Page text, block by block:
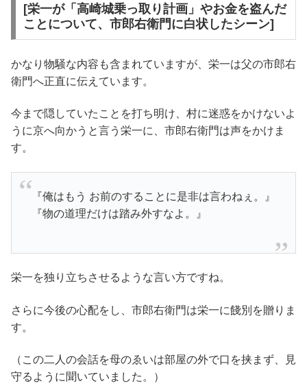
[栄一が「高崎城乗っ取り計画」やお金を盗んだ
ことについて、市郎右衛門に白状したシーン]
かなり物騒な内容も含まれていますが、栄一は父の市郎右
衛門へ正直に伝えています。
今まで隠していたことを打ち明け、村に迷惑をかけないよ
うに京へ向かうと言う栄一に、市郎右衛門は声をかけま
す。
『俺はもう お前のすることに是非は言わねぇ。』
『物の道理だけは踏み外すなよ。』
栄一を独り立ちさせるような言い方ですね。
さらに今後の心配をし、市郎右衛門は栄一に餞別を贈りま
す。
（この二人の会話を母のゑいは部屋の外で口を挟まず、見
守るように聞いていました。）